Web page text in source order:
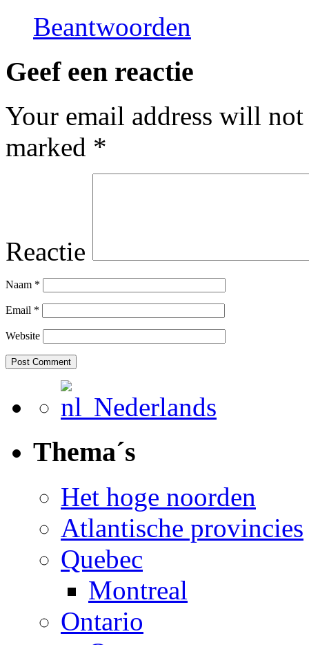
Beantwoorden
Geef een reactie
Your email address will
marked *
Reactie
Naam *
Email *
Website
Nederlands
Thema´s
Het hoge noorden
Atlantische provincies
Quebec
Montreal
Ontario